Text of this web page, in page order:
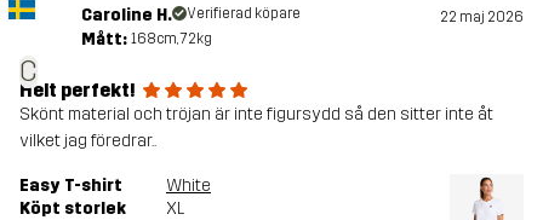
C
Caroline H. Verifierad köpare 22 maj 2026
Mått: 168cm, 72kg
Helt perfekt!
Skönt material och tröjan är inte figursydd så den sitter inte åt
vilket jag föredrar..
Easy T-shirt
White
Köpt storlek
XL